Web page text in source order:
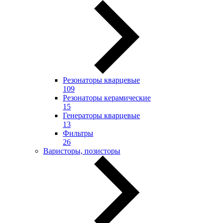
Резонаторы кварцевые
109
Резонаторы керамические
15
Генераторы кварцевые
13
Фильтры
26
Варисторы, позисторы